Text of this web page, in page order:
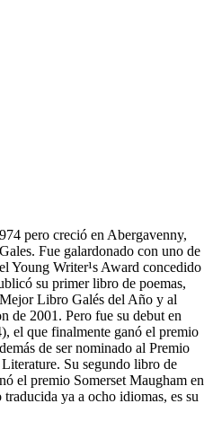
pero creció en Abergavenny,
Fue galardonado con uno de
Young Writer¹s Award concedido
su primer libro de poemas,
Libro Galés del Año y al
de 2001. Pero fue su debut en
el que finalmente ganó el premio
de ser nominado al Premio
Su segundo libro de
el premio Somerset Maugham en
ya a ocho idiomas, es su